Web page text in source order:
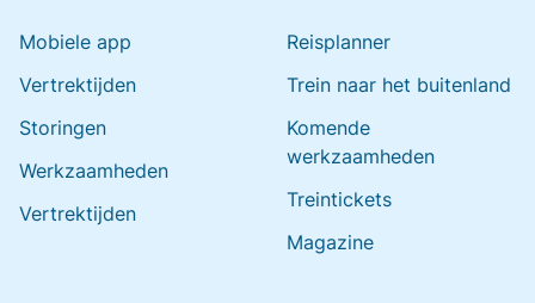
Mobiele app
Vertrektijden
Storingen
Werkzaamheden
Vertrektijden
Reisplanner
Trein naar het buitenland
Komende
werkzaamheden
Treintickets
Magazine